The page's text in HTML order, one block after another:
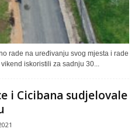
rade na uređivanju svog mjesta i rade
iskoristili za sadnju 30...
i Cicibana sudjelovale